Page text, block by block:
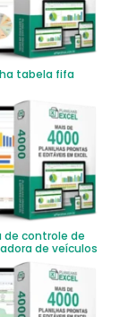
tabela fifa
de controle de
de veículos